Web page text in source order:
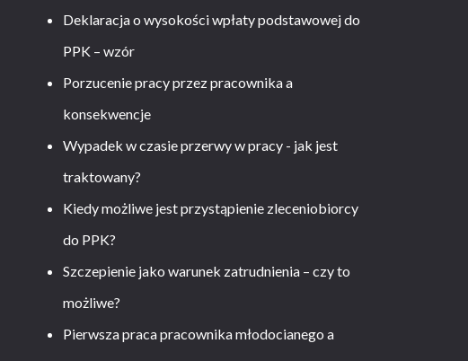
Deklaracja o wysokości wpłaty podstawowej do
PPK – wzór
Porzucenie pracy przez pracownika a
konsekwencje
Wypadek w czasie przerwy w pracy - jak jest
traktowany?
Kiedy możliwe jest przystąpienie zleceniobiorcy
do PPK?
Szczepienie jako warunek zatrudnienia – czy to
możliwe?
Pierwsza praca pracownika młodocianego a